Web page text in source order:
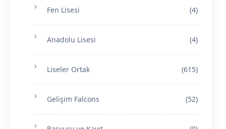
Fen Lisesi (4)
Anadolu Lisesi (4)
Liseler Ortak (615)
Gelişim Falcons (52)